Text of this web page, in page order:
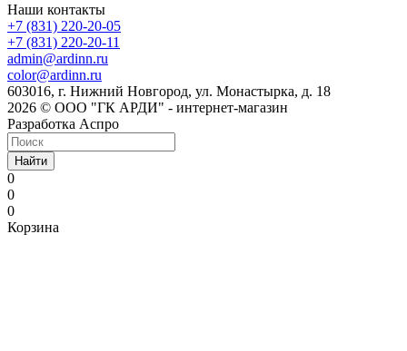
Наши контакты
+7 (831) 220-20-05
+7 (831) 220-20-11
admin@ardinn.ru
color@ardinn.ru
603016, г. Нижний Новгород, ул. Монастырка, д. 18
2026 © ООО "ГК АРДИ" - интернет-магазин
Разработка Аспро
Найти
0
0
0
Корзина